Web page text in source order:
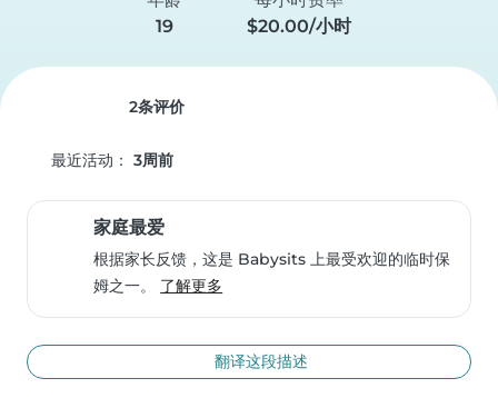
19
$20.00/小时
2条评价
最近活动： 3周前
家庭最爱
根据家长反馈，这是 Babysits 上最受欢迎的临时保
姆之一。 了解更多
翻译这段描述